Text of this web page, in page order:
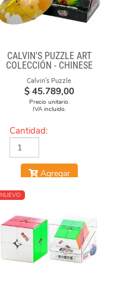
CALVIN'S PUZZLE ART
COLECCIÓN - CHINESE
OPERA FACE-OFF CUBE
(GRAFFITI CAMO)
Calvin's Puzzle
$ 45.789,00
Precio unitario.
IVA incluido.
Cantidad:
Agregar
NUEVO